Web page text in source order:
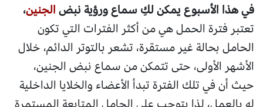
في هذا الأسبوع يمكن لكِ سماع ورؤية نبضالجنين،
تعتبر فترة الحمل هي من أكثر الفترات التي تكون
الحامل بحالة غير مستقرة، تشعر بالتوتر الدائم، خلال
الأشهر الأولى، حتى تتمكن من سماع نبض الجنين،
حيث أن في تلك الفترة تبدأ الأعضاء والخلايا الداخلية